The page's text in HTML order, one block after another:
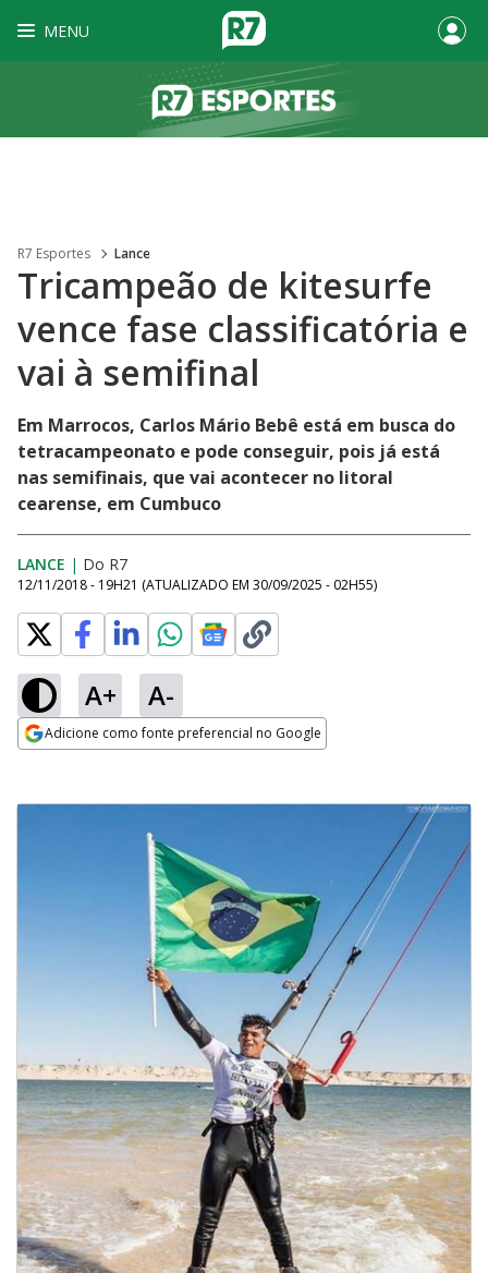
MENU
R7 Esportes Lance
Tricampeão de kitesurfe
vence fase classificatória e
vai à semifinal
Em Marrocos, Carlos Mário Bebê está em busca do
tetracampeonato e pode conseguir, pois já está
nas semifinais, que vai acontecer no litoral
cearense, em Cumbuco
LANCE | Do R7
12/11/2018 - 19H21 (ATUALIZADO EM 30/09/2025 - 02H55)
A+ A-
Adicione como fonte preferencial no Google